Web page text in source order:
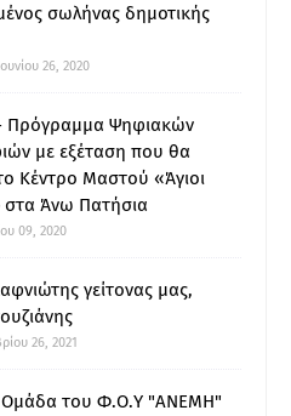
σωλήνας δημοτικής
26, 2020
Πρόγραμμα Ψηφιακών
με εξέταση που θα
Κέντρο Μαστού «Άγιοι
στα Άνω Πατήσια
09, 2020
γείτονας μας,
26, 2021
Ομάδα του Φ.Ο.Υ "ΑΝΕΜΗ"